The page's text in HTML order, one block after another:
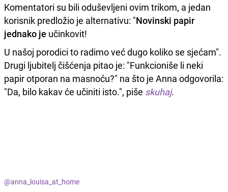
Komentatori su bili oduševljeni ovim trikom, a jedan
korisnik predložio je alternativu: "Novinski papir
jednako je učinkovit!
U našoj porodici to radimo već dugo koliko se sjećam".
Drugi ljubitelj čišćenja pitao je: "Funkcioniše li neki
papir otporan na masnoću?" na što je Anna odgovorila:
"Da, bilo kakav će učiniti isto.", piše skuhaj.
@anna_louisa_at_home